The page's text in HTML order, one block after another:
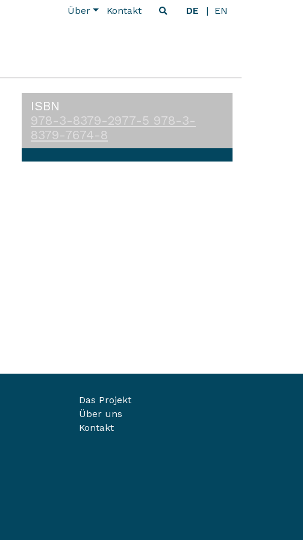
Über Kontakt DE EN
ISBN
978-3-8379-2977-5 978-3-
8379-7674-8
Das Projekt
Über uns
Kontakt